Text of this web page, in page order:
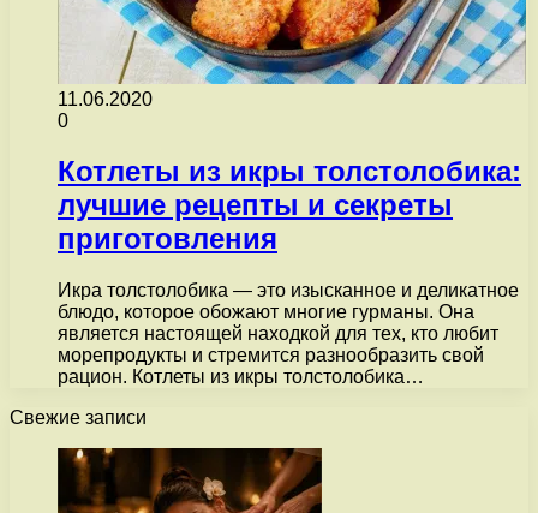
11.06.2020
0
Котлеты из икры толстолобика:
лучшие рецепты и секреты
приготовления
Икра толстолобика — это изысканное и деликатное
блюдо, которое обожают многие гурманы. Она
является настоящей находкой для тех, кто любит
морепродукты и стремится разнообразить свой
рацион. Котлеты из икры толстолобика…
Свежие записи